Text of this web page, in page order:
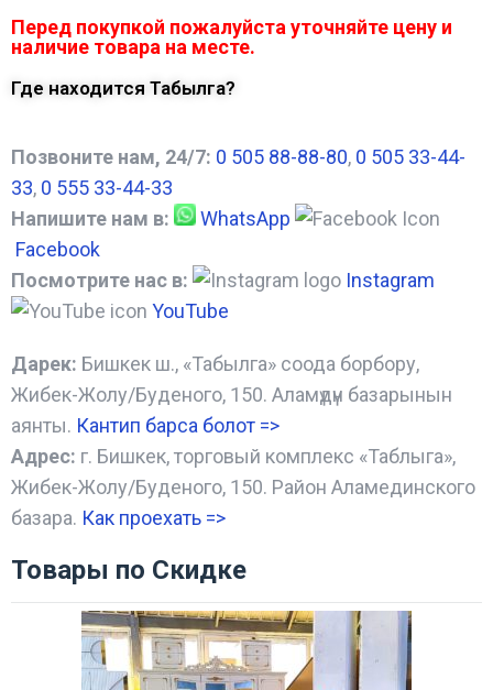
Перед покупкой пожалуйста уточняйте цену и
наличие товара на месте.
Где находится Табылга?
Позвоните нам, 24/7: 0 505 88-88-80, 0 505 33-44-
33, 0 555 33-44-33
Напишите нам в:
WhatsApp
Facebook
Посмотрите нас в:
Instagram
YouTube
Дарек: Бишкек ш., «Табылга» соода борбору,
Жибек-Жолу/Буденого, 150. Аламүдүн базарынын
аянты. Кантип барса болот =>
Адрес: г. Бишкек, торговый комплекс «Таблыга»,
Жибек-Жолу/Буденого, 150. Район Аламединского
базара. Как проехать =>
Товары по Скидке